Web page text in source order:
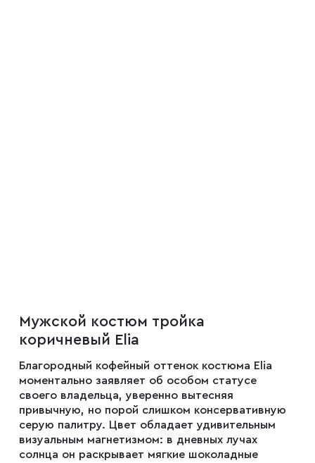
Мужские туфли
Дублёнки
Жилеты
Мужской костюм тройка
коричневый Elia
Благородный кофейный оттенок костюма Elia
моментально заявляет об особом статусе
своего владельца, уверенно вытесняя
привычную, но порой слишком консервативную
серую палитру. Цвет обладает удивительным
визуальным магнетизмом: в дневных лучах
солнца он раскрывает мягкие шоколадные